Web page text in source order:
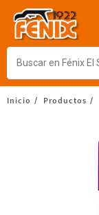
Inicio Productos